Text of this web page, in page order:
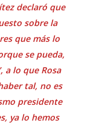
declaró que
sobre la
que más lo
se pueda,
a lo que Rosa
tal, no es
presidente
ya lo hemos